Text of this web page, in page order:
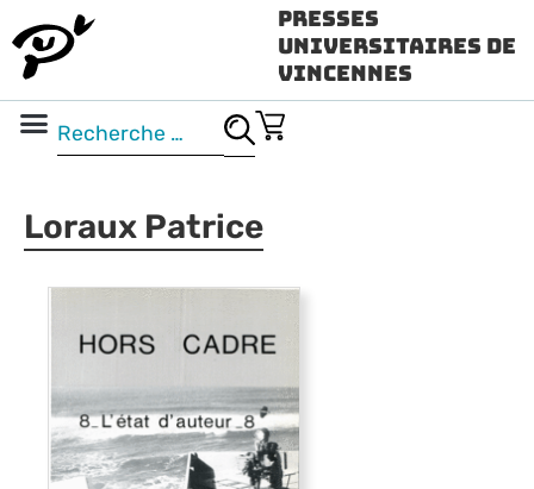
Presses
Universitaires de
Vincennes
Loraux Patrice